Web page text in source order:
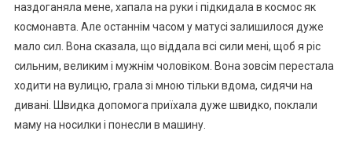
наздоганяла мене, хапала на руки і підкидала в космос як
космонавта. Але останнім часом у матусі залишилося дуже
мало сил. Вона сказала, що віддала всі сили мені, щоб я ріс
сильним, великим і мужнім чоловіком. Вона зовсім перестала
ходити на вулицю, грала зі мною тільки вдома, сидячи на
дивані. Швидка допомога приїхала дуже швидко, поклали
маму на носилки і понесли в машину.